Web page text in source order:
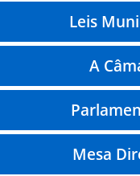
Leis
A
Mesa